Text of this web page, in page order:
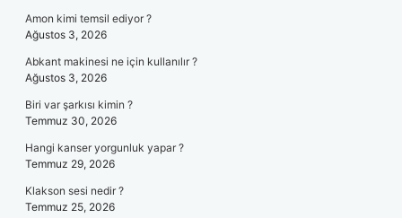
Amon kimi temsil ediyor ?
Ağustos 3, 2026
Abkant makinesi ne için kullanılır ?
Ağustos 3, 2026
Biri var şarkısı kimin ?
Temmuz 30, 2026
Hangi kanser yorgunluk yapar ?
Temmuz 29, 2026
Klakson sesi nedir ?
Temmuz 25, 2026